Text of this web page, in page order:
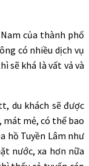
của thành phố
có nhiều dịch vụ
sẽ khá là vất vả và
du khách sẽ được
mẻ, có thể bao
hồ Tuyền Lâm như
nước, xa hơn nữa